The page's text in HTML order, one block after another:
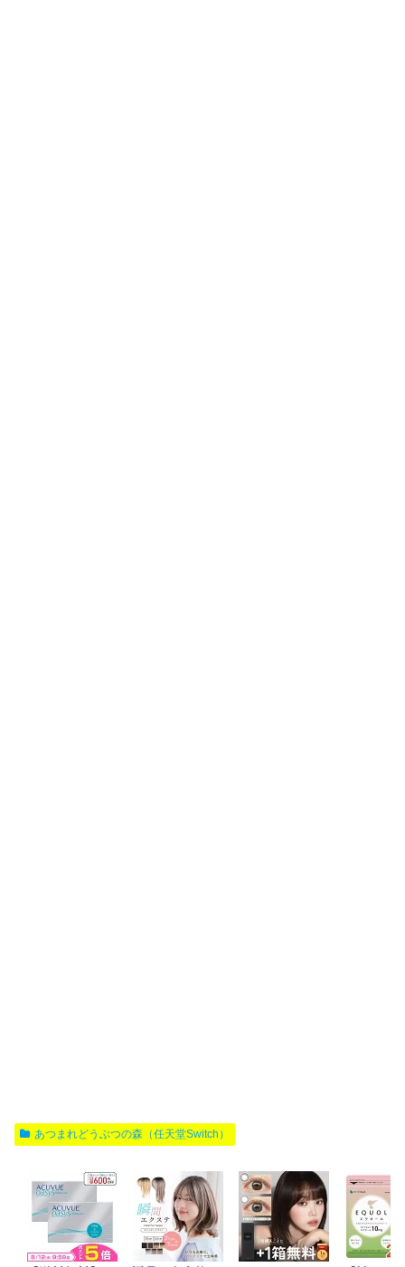
あつまれどうぶつの森（任天堂Switch）